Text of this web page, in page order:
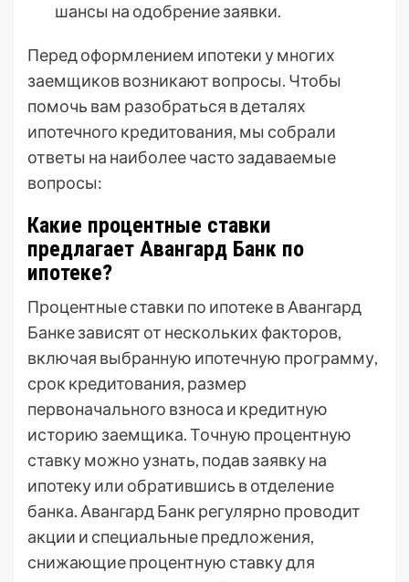
шансы на одобрение заявки.
Перед оформлением ипотеки у многих
заемщиков возникают вопросы. Чтобы
помочь вам разобраться в деталях
ипотечного кредитования, мы собрали
ответы на наиболее часто задаваемые
вопросы:
Какие процентные ставки
предлагает Авангард Банк по
ипотеке?
Процентные ставки по ипотеке в Авангард
Банке зависят от нескольких факторов,
включая выбранную ипотечную программу,
срок кредитования, размер
первоначального взноса и кредитную
историю заемщика. Точную процентную
ставку можно узнать, подав заявку на
ипотеку или обратившись в отделение
банка. Авангард Банк регулярно проводит
акции и специальные предложения,
снижающие процентную ставку для